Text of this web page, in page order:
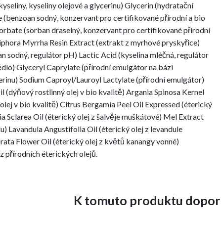
kyseliny olejové a glycerinu) Glycerin (hydratační
(benzoan sodný, konzervant pro certifikované přírodní a bio
(sorban draselný, konzervant pro certifikované přírodní
Myrrha Resin Extract (extrakt z myrhové pryskyřice)
sodný, regulátor pH) Lactic Acid (kyselina mléčná, regulátor
Glyceryl Caprylate (přírodní emulgátor na bázi
Sodium Caproyl/Lauroyl Lactylate (přírodní emulgátor)
(dýňový rostlinný olej v bio kvalitě) Argania Spinosa Kernel
v bio kvalitě) Citrus Bergamia Peel Oil Expressed (éterický
Sclarea Oil (éterický olej z šalvěje muškátové) Mel Extract
Lavandula Angustifolia Oil (éterický olej z levandule
Flower Oil (éterický olej z květů kanangy vonné)
přírodních éterických olejů.
K tomuto produktu